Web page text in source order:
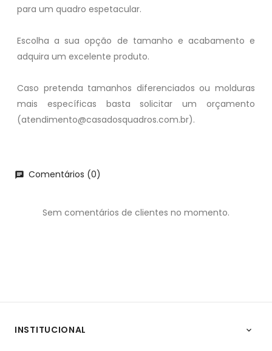
para um quadro espetacular.
Escolha a sua opção de tamanho e acabamento e
adquira um excelente produto.
Caso pretenda tamanhos diferenciados ou molduras
mais específicas basta solicitar um orçamento
(atendimento@casadosquadros.com.br).
chat Comentários (0)
Sem comentários de clientes no momento.
INSTITUCIONAL 